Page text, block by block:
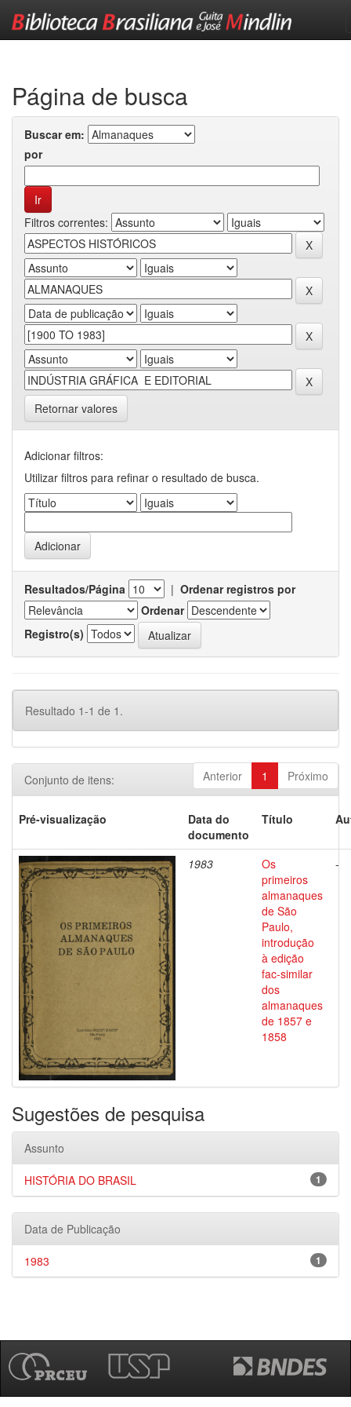
Página de busca
Buscar em:
por
Filtros correntes:
Retornar valores
Adicionar filtros:
Utilizar filtros para refinar o resultado de busca.
Resultados/Página | Ordenar registros por
Ordenar
Registro(s)
Resultado 1-1 de 1.
Anterior 1 Próximo
Conjunto de itens:
Pré-visualização
Data do
documento
Título
1983
Os
primeiros
almanaques
de São
Paulo,
introdução
à edição
fac-similar
dos
almanaques
de 1857 e
1858
-
Sugestões de pesquisa
Assunto
1
HISTÓRIA DO BRASIL
Data de Publicação
1
1983